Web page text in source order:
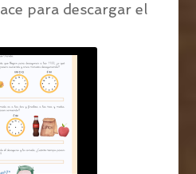
para descargar el